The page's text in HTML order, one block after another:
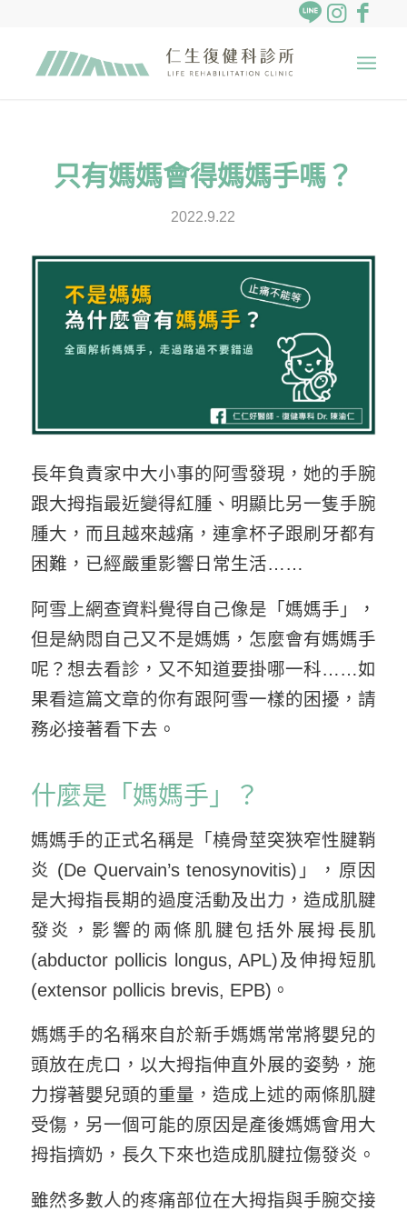
只有媽媽會得媽媽手嗎？
2022.9.22
長年負責家中大小事的阿雪發現，她的手腕
跟大拇指最近變得紅腫、明顯比另一隻手腕
腫大，而且越來越痛，連拿杯子跟刷牙都有
困難，已經嚴重影響日常生活……
阿雪上網查資料覺得自己像是「媽媽手」，
但是納悶自己又不是媽媽，怎麼會有媽媽手
呢？想去看診，又不知道要掛哪一科……如
果看這篇文章的你有跟阿雪一樣的困擾，請
務必接著看下去。
什麼是「媽媽手」？
媽媽手的正式名稱是「橈骨莖突狹窄性腱鞘
炎 (De Quervain’s tenosynovitis)」，原因
是大拇指長期的過度活動及出力，造成肌腱
發炎，影響的兩條肌腱包括外展拇長肌
(abductor pollicis longus, APL)及伸拇短肌
(extensor pollicis brevis, EPB)。
媽媽手的名稱來自於新手媽媽常常將嬰兒的
頭放在虎口，以大拇指伸直外展的姿勢，施
力撐著嬰兒頭的重量，造成上述的兩條肌腱
受傷，另一個可能的原因是產後媽媽會用大
拇指擠奶，長久下來也造成肌腱拉傷發炎。
雖然多數人的疼痛部位在大拇指與手腕交接